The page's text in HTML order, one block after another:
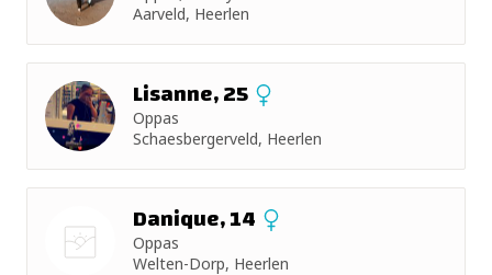
Aarveld, Heerlen
Lisanne, 25
Oppas
Schaesbergerveld, Heerlen
Danique, 14
Oppas
Welten-Dorp, Heerlen